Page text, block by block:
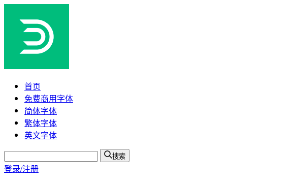
首页
免费商用字体
简体字体
繁体字体
英文字体
搜索
登录/注册